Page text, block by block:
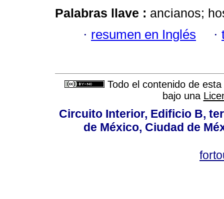
Palabras llave : ancianos;
· resumen en Inglés ·
Todo el contenido de
bajo una
Circuito Interior, Edificio B,
de México, Ciudad de